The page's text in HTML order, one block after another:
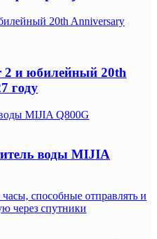
20th Anniversary
2 и юбилейный 20th
году
MIJIA Q800G
воды MIJIA
способные отправлять и
через спутники